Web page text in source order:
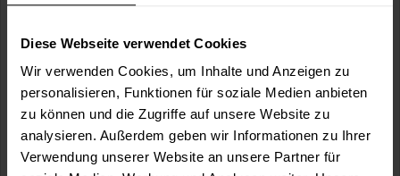
Diese Webseite verwendet Cookies
Wir verwenden Cookies, um Inhalte und Anzeigen zu
personalisieren, Funktionen für soziale Medien anbieten
zu können und die Zugriffe auf unsere Website zu
analysieren. Außerdem geben wir Informationen zu Ihrer
Verwendung unserer Website an unsere Partner für
Merken Fragen zum Artikel?
Artikel-Nr.: BX1323
Sie möchten eine größere Menge kaufen